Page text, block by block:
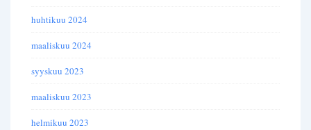
huhtikuu 2024
maaliskuu 2024
syyskuu 2023
maaliskuu 2023
helmikuu 2023